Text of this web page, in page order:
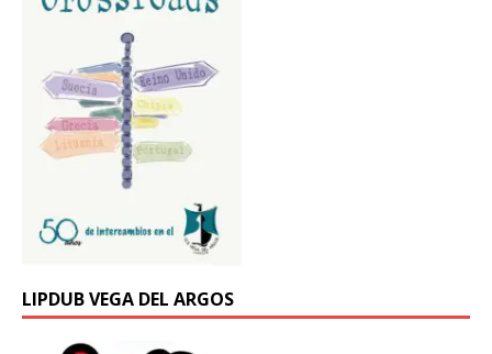
LIPDUB VEGA DEL ARGOS